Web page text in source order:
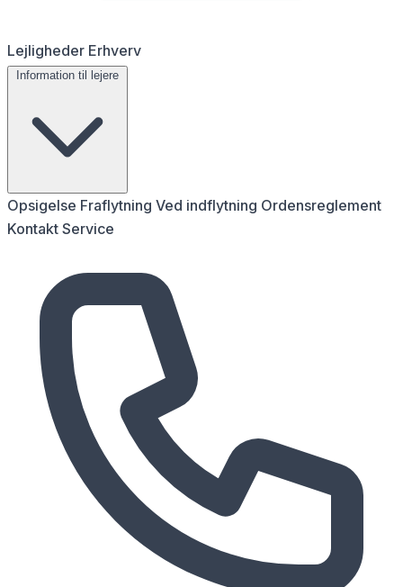
Lejligheder Erhverv
Information til lejere
Opsigelse Fraflytning Ved indflytning Ordensreglement
Kontakt Service